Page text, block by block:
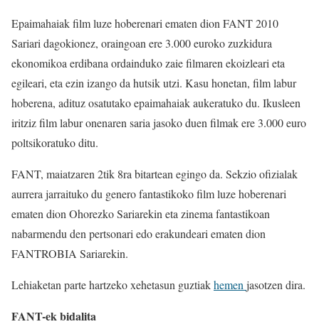
Epaimahaiak film luze hoberenari ematen dion FANT 2010
Sariari dagokionez, oraingoan ere 3.000 euroko zuzkidura
ekonomikoa erdibana ordainduko zaie filmaren ekoizleari eta
egileari, eta ezin izango da hutsik utzi. Kasu honetan, film labur
hoberena, adituz osatutako epaimahaiak aukeratuko du. Ikusleen
iritziz film labur onenaren saria jasoko duen filmak ere 3.000 euro
poltsikoratuko ditu.
FANT, maiatzaren 2tik 8ra bitartean egingo da. Sekzio ofizialak
aurrera jarraituko du genero fantastikoko film luze hoberenari
ematen dion Ohorezko Sariarekin eta zinema fantastikoan
nabarmendu den pertsonari edo erakundeari ematen dion
FANTROBIA Sariarekin.
Lehiaketan parte hartzeko xehetasun guztiakhemen jasotzen dira.
FANT-ek bidalita